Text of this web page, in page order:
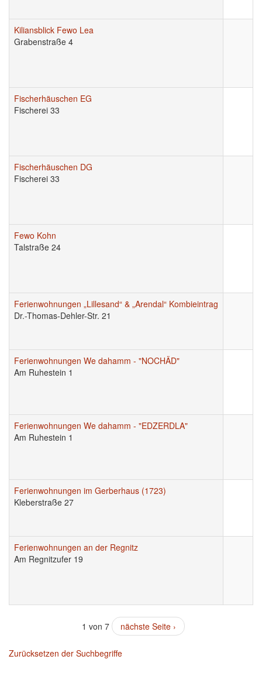
Kiliansblick Fewo Lea
Grabenstraße 4
Fischerhäuschen EG
Fischerei 33
Fischerhäuschen DG
Fischerei 33
Fewo Kohn
Talstraße 24
Ferienwohnungen „Lillesand“ & „Arendal“ Kombieintrag
Dr.-Thomas-Dehler-Str. 21
Ferienwohnungen We dahamm - "NOCHÄD"
Am Ruhestein 1
Ferienwohnungen We dahamm - "EDZERDLA"
Am Ruhestein 1
Ferienwohnungen im Gerberhaus (1723)
Kleberstraße 27
Ferienwohnungen an der Regnitz
Am Regnitzufer 19
1 von 7 nächste Seite ›
Zurücksetzen der Suchbegriffe